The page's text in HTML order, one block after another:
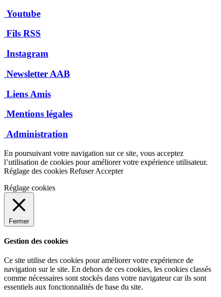
Youtube
Fils RSS
Instagram
Newsletter AAB
Liens Amis
Mentions légales
Administration
En poursuivant votre navigation sur ce site, vous acceptez
l’utilisation de cookies pour améliorer votre expérience utilisateur.
Réglage des cookies Refuser Accepter
Réglage cookies
Fermer
Gestion des cookies
Ce site utilise des cookies pour améliorer votre expérience de
navigation sur le site. En dehors de ces cookies, les cookies classés
comme nécessaires sont stockés dans votre navigateur car ils sont
essentiels aux fonctionnalités de base du site.